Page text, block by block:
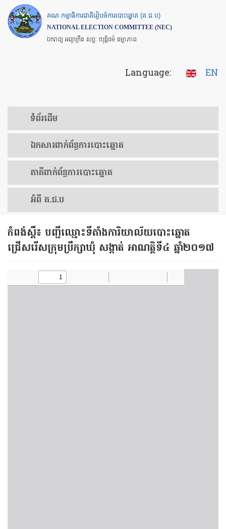
Skip
to
main
គណៈកម្មាធិការជាតិរៀបចំការបោះឆ្នោត (គ.ជ.ប)
NATIONAL ELECTION COMMITTEE (NEC)
ឯករាជ្យ អព្យាក្រឹត សច្ចៈ យុត្តិធម៌ តម្លាភាព
Language: EN
ទំព័រ​ដើម
ឯកសារ​ពាក់ព័ន្ធ​ការ​បោះឆ្នោត
​ភាគីពាក់ព័ន្ធ​​ការ​បោះឆ្នោត
អំពី គ.ជ.ប
កំពង់ស្ពឺ​​៖ បញ្ជី​ឈ្មោះ​ទីតាំង​ការិយាល័យ​បោះឆ្នោត​
ជ្រើសរើស​ក្រុមប្រឹក្សា​ឃុំ សង្កាត់​ អាណត្តិទី​៤ ឆ្នាំ​២០១៧